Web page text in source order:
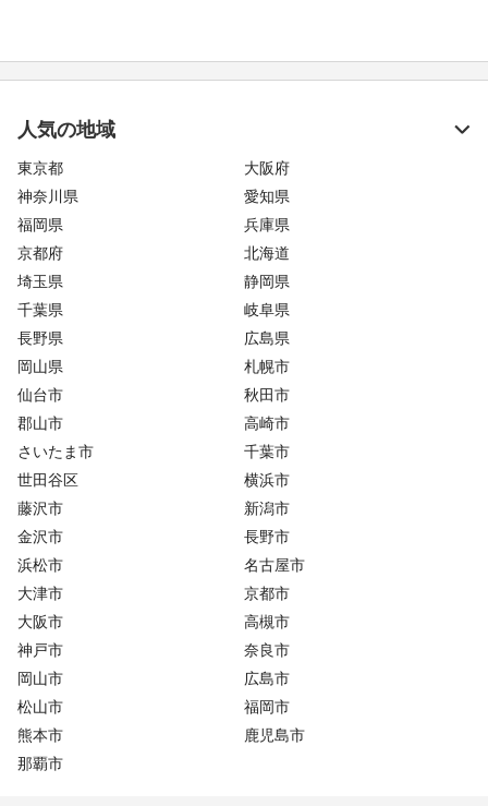
人気の地域
東京都
大阪府
神奈川県
愛知県
福岡県
兵庫県
京都府
北海道
埼玉県
静岡県
千葉県
岐阜県
長野県
広島県
岡山県
札幌市
仙台市
秋田市
郡山市
高崎市
さいたま市
千葉市
世田谷区
横浜市
藤沢市
新潟市
金沢市
長野市
浜松市
名古屋市
大津市
京都市
大阪市
高槻市
神戸市
奈良市
岡山市
広島市
松山市
福岡市
熊本市
鹿児島市
那覇市